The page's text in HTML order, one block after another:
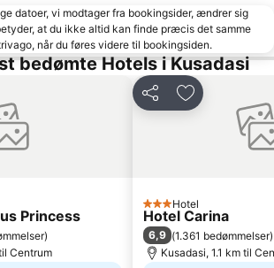
datoer, vi modtager fra bookingsider, ændrer sig
at du ikke altid kan finde præcis det samme
når du føres videre til bookingsiden.
bedømte Hotels i Kusadasi
Princess
)
Centrum
Del Føj til
3 Stjerner
Hotel
Hotel Carina
6,9 (1.361 bedømmelser)
Kusadasi, 1.1 km til